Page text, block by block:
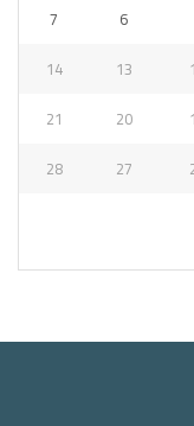
6
7
13
14
20
21
27
28